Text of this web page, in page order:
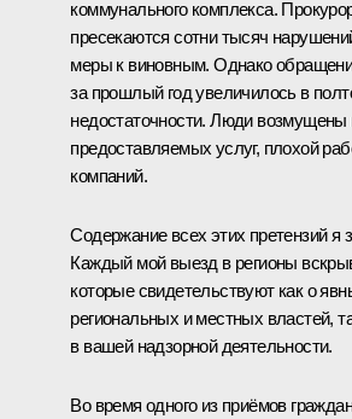
коммунального комплекса.
пресекаются сотни тысяч
меры к виновным. Однако
за прошлый год увеличилось в
недостаточности. Люди возмущены
предоставляемых услуг, плохой
компаний.
Содержание всех этих претензий
Каждый мой выезд в регионы
которые свидетельствуют как о
региональных и местных властей,
в вашей надзорной деятельности.
Во время одного из приёмов